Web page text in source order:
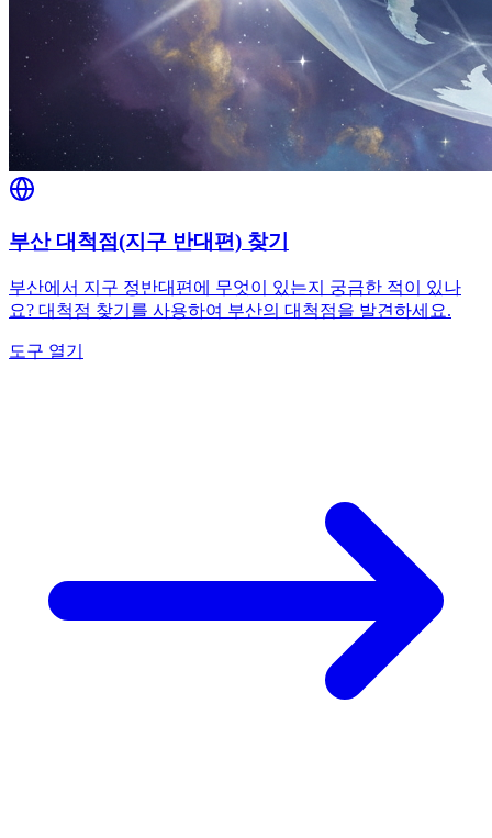
부산 대척점(지구 반대편) 찾기
부산에서 지구 정반대편에 무엇이 있는지 궁금한 적이 있나
요? 대척점 찾기를 사용하여 부산의 대척점을 발견하세요.
도구 열기